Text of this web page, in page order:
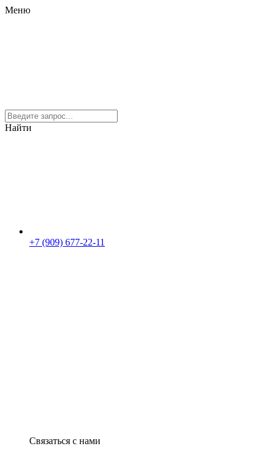
Меню
Найти
+7 (909) 677-22-11
Связаться с нами